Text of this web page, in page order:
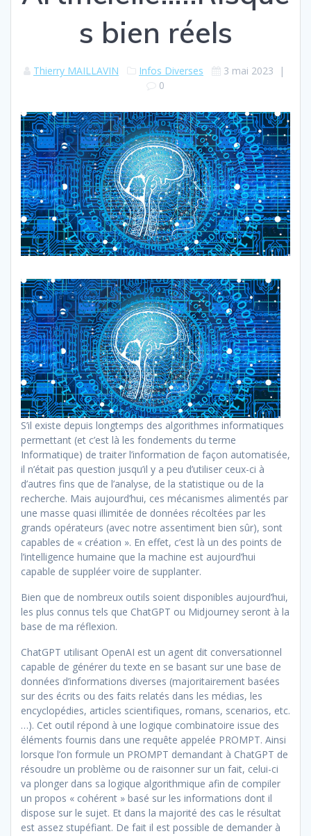
s bien réels
Thierry MAILLAVIN Infos Diverses 3 mai 2023 |
0
S’il existe depuis longtemps des algorithmes informatiques
permettant (et c’est là les fondements du terme
Informatique) de traiter l’information de façon automatisée,
il n’était pas question jusqu’il y a peu d’utiliser ceux-ci à
d’autres fins que de l’analyse, de la statistique ou de la
recherche. Mais aujourd’hui, ces mécanismes alimentés par
une masse quasi illimitée de données récoltées par les
grands opérateurs (avec notre assentiment bien sûr), sont
capables de « création ». En effet, c’est là un des points de
l’intelligence humaine que la machine est aujourd’hui
capable de suppléer voire de supplanter.
Bien que de nombreux outils soient disponibles aujourd’hui,
les plus connus tels que ChatGPT ou Midjourney seront à la
base de ma réflexion.
ChatGPT utilisant OpenAI est un agent dit conversationnel
capable de générer du texte en se basant sur une base de
données d’informations diverses (majoritairement basées
sur des écrits ou des faits relatés dans les médias, les
encyclopédies, articles scientifiques, romans, scenarios, etc.
…). Cet outil répond à une logique combinatoire issue des
éléments fournis dans une requête appelée PROMPT. Ainsi
lorsque l’on formule un PROMPT demandant à ChatGPT de
résoudre un problème ou de raisonner sur un fait, celui-ci
va plonger dans sa logique algorithmique afin de compiler
un propos « cohérent » basé sur les informations dont il
dispose sur le sujet. Et dans la majorité des cas le résultat
est assez stupéfiant. De fait il est possible de demander à